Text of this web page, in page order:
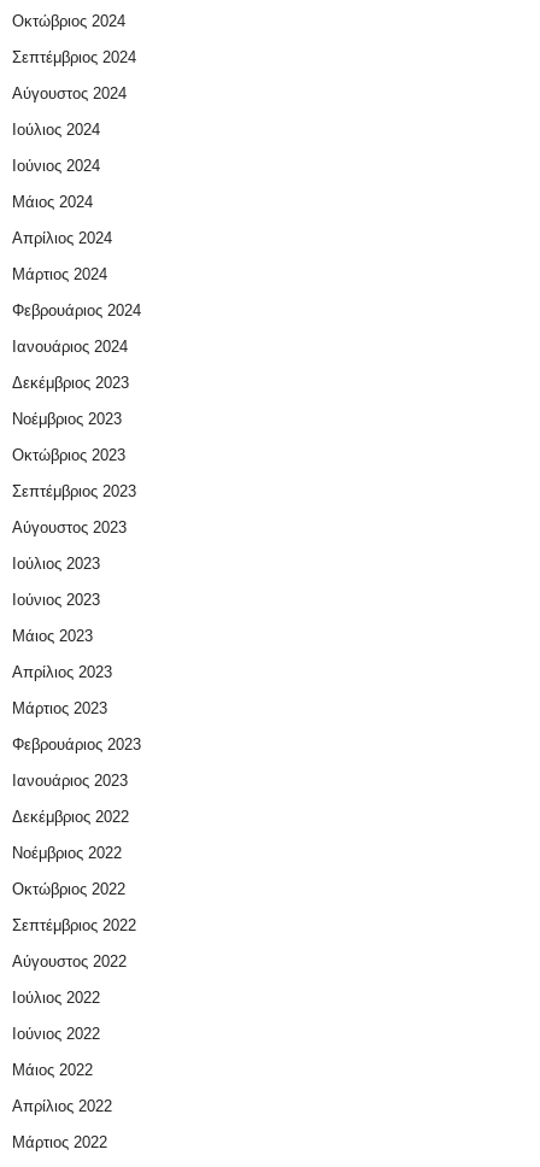
Οκτώβριος 2024
Σεπτέμβριος 2024
Αύγουστος 2024
Ιούλιος 2024
Ιούνιος 2024
Μάιος 2024
Απρίλιος 2024
Μάρτιος 2024
Φεβρουάριος 2024
Ιανουάριος 2024
Δεκέμβριος 2023
Νοέμβριος 2023
Οκτώβριος 2023
Σεπτέμβριος 2023
Αύγουστος 2023
Ιούλιος 2023
Ιούνιος 2023
Μάιος 2023
Απρίλιος 2023
Μάρτιος 2023
Φεβρουάριος 2023
Ιανουάριος 2023
Δεκέμβριος 2022
Νοέμβριος 2022
Οκτώβριος 2022
Σεπτέμβριος 2022
Αύγουστος 2022
Ιούλιος 2022
Ιούνιος 2022
Μάιος 2022
Απρίλιος 2022
Μάρτιος 2022